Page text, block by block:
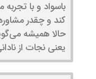
باسواد و با
کند و چقدر
حالا همیشه
یعنی نجات از